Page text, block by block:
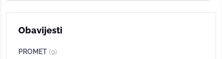
Obavijesti
PROMET (9)